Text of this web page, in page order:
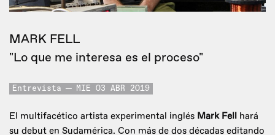
MARK FELL
"Lo que me interesa es el proceso"
Entrevista MIE 03 ABR 2019
El multifacético artista experimental inglés Mark Fell hará
su debut en Sudamérica. Con más de dos décadas editando